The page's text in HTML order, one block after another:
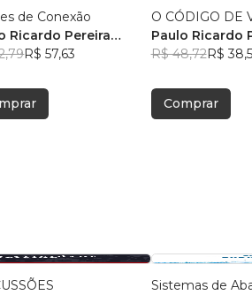
de Conexão
Ricardo Pereira
R$ 57,63
O CÓDIGO DE
Paulo Ricardo
Ferreira
R$ 48,72R$
Comprar
Sistemas de